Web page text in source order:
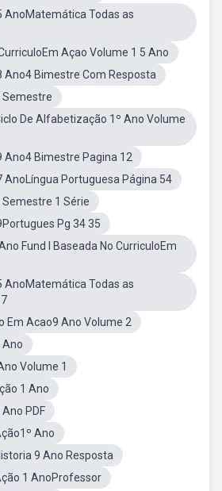
AnoMatemática Todas as
Açao Volume 1 5 Ano
Ano4 Bimestre Com Resposta
Semestre
De Alfabetização 1º Ano Volume
Ano4 Bimestre Pagina 12
AnoLíngua Portuguesa Página 54
1 Série
Pg 34 35
Fund I Baseada No CurriculoEm
AnoMatemática Todas as
Em Acao9 Ano Volume 2
Ano
Volume 1
1 Ano
PDF
Ano
9 Ano Resposta
1 AnoProfessor